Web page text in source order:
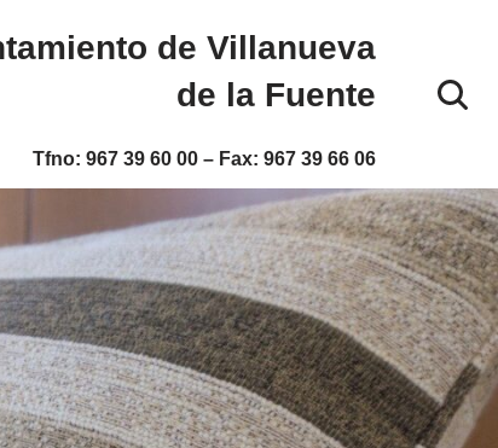
de Villanueva
de la Fuente
Tfno: 967 39 60 00 – Fax: 967 39 66 06